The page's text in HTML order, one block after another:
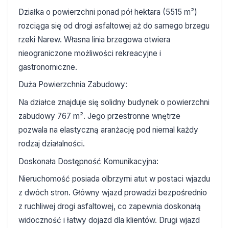
Działka o powierzchni ponad pół hektara (5515 m²)
rozciąga się od drogi asfaltowej aż do samego brzegu
rzeki Narew. Własna linia brzegowa otwiera
nieograniczone możliwości rekreacyjne i
gastronomiczne.
Duża Powierzchnia Zabudowy:
Na działce znajduje się solidny budynek o powierzchni
zabudowy 767 m². Jego przestronne wnętrze
pozwala na elastyczną aranżację pod niemal każdy
rodzaj działalności.
Doskonała Dostępność Komunikacyjna:
Nieruchomość posiada olbrzymi atut w postaci wjazdu
z dwóch stron. Główny wjazd prowadzi bezpośrednio
z ruchliwej drogi asfaltowej, co zapewnia doskonałą
widoczność i łatwy dojazd dla klientów. Drugi wjazd